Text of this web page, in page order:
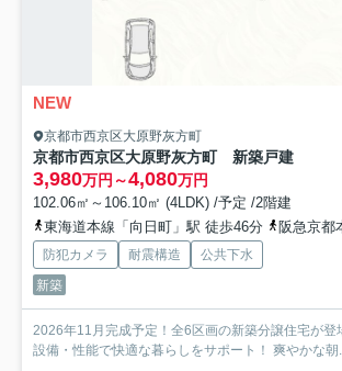
NEW
京都市西京区大原野灰方町
京都市西京区大原野灰方町 新築戸建
3,980万円～4,080万円
102.06㎡～106.10㎡ (4LDK) /予定 /2階建
東海道本線「向日町」駅 徒歩46分
阪急京都本線
防犯カメラ 耐震構造
公共下水
新築
2026年11月完成予定！全6区画の新築分譲住宅が登
設備・性能で快適な暮らしをサポート！ 爽やかな朝